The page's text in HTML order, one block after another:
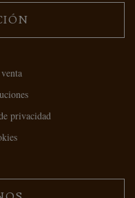
privacidad